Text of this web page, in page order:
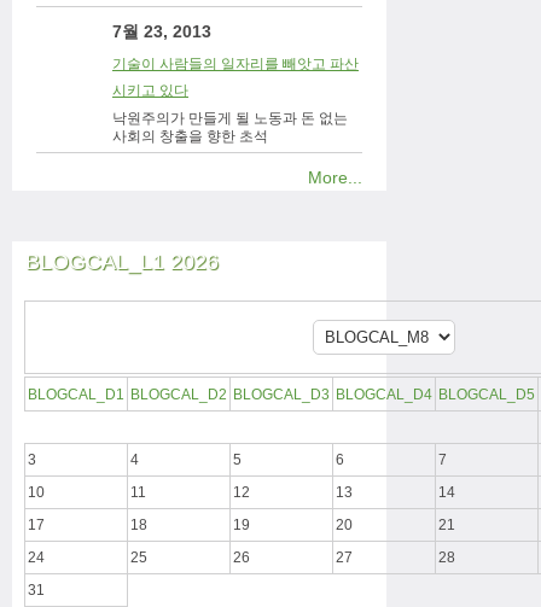
7월 23, 2013
기술이 사람들의 일자리를 빼앗고 파산
시키고 있다
낙원주의가 만들게 될 노동과 돈 없는
사회의 창출을 향한 초석
More...
BLOGCAL_L1 2026
BLOGCAL_D1 BLOGCAL_D2 BLOGCAL_D3 BLOGCAL_D4 BLOGCAL_D5
3 4 5 6
7
10
11 12 13
14
17
18 19 20
21
24
25 26 27
28
31